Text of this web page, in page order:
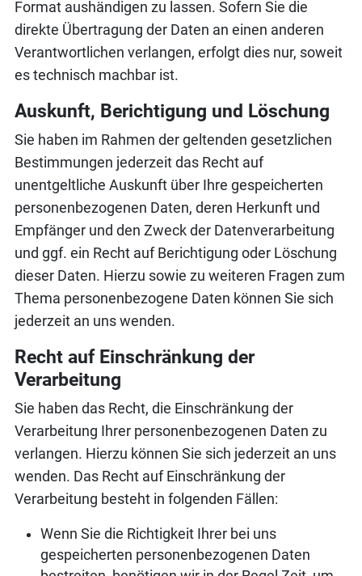
Format aushändigen zu lassen. Sofern Sie die
direkte Übertragung der Daten an einen anderen
Verantwortlichen verlangen, erfolgt dies nur, soweit
es technisch machbar ist.
Auskunft, Berichtigung und Löschung
Sie haben im Rahmen der geltenden gesetzlichen
Bestimmungen jederzeit das Recht auf
unentgeltliche Auskunft über Ihre gespeicherten
personenbezogenen Daten, deren Herkunft und
Empfänger und den Zweck der Datenverarbeitung
und ggf. ein Recht auf Berichtigung oder Löschung
dieser Daten. Hierzu sowie zu weiteren Fragen zum
Thema personenbezogene Daten können Sie sich
jederzeit an uns wenden.
Recht auf Einschränkung der
Verarbeitung
Sie haben das Recht, die Einschränkung der
Verarbeitung Ihrer personenbezogenen Daten zu
verlangen. Hierzu können Sie sich jederzeit an uns
wenden. Das Recht auf Einschränkung der
Verarbeitung besteht in folgenden Fällen:
Wenn Sie die Richtigkeit Ihrer bei uns
gespeicherten personenbezogenen Daten